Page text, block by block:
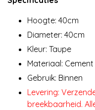
Hoogte: 40cm
Diameter: 40cm
Kleur: Taupe
Materiaal: Cement
Gebruik: Binnen
Levering:
breekbaarheid.